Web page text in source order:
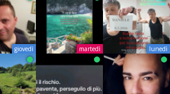
giovedì martedì lunedì